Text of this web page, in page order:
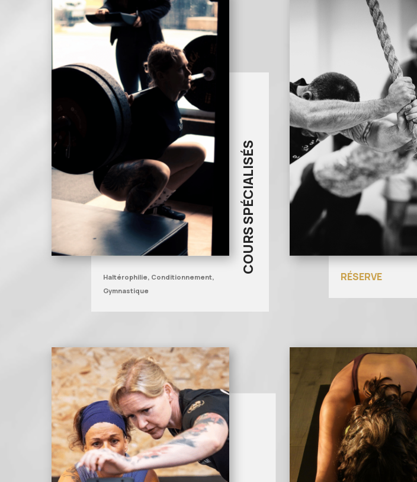
COURS SPÉCIALISÉS
Haltérophilie, Conditionnement,
Gymnastique
RÉSERVE